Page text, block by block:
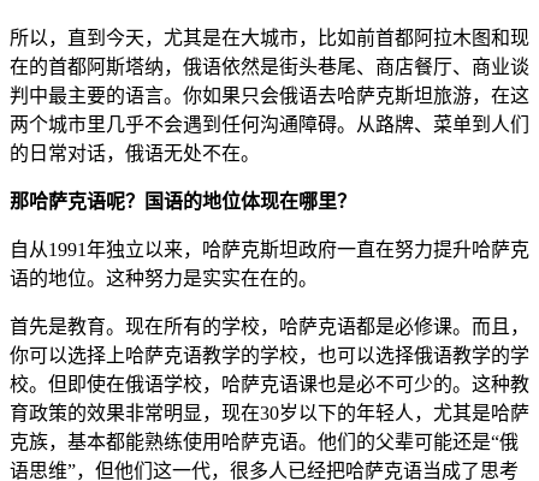
所以，直到今天，尤其是在大城市，比如前首都阿拉木图和现
在的首都阿斯塔纳，俄语依然是街头巷尾、商店餐厅、商业谈
判中最主要的语言。你如果只会俄语去哈萨克斯坦旅游，在这
两个城市里几乎不会遇到任何沟通障碍。从路牌、菜单到人们
的日常对话，俄语无处不在。
那哈萨克语呢？国语的地位体现在哪里？
自从1991年独立以来，哈萨克斯坦政府一直在努力提升哈萨克
语的地位。这种努力是实实在在的。
首先是教育。现在所有的学校，哈萨克语都是必修课。而且，
你可以选择上哈萨克语教学的学校，也可以选择俄语教学的学
校。但即使在俄语学校，哈萨克语课也是必不可少的。这种教
育政策的效果非常明显，现在30岁以下的年轻人，尤其是哈萨
克族，基本都能熟练使用哈萨克语。他们的父辈可能还是“俄
语思维”，但他们这一代，很多人已经把哈萨克语当成了思考